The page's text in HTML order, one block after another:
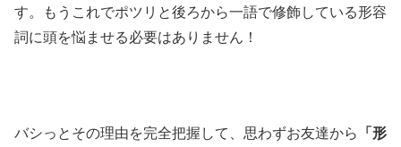
す。もうこれでポツリと後ろから一語で修飾している形容
詞に頭を悩ませる必要はありません！
バシっとその理由を完全把握して、思わずお友達から
「形